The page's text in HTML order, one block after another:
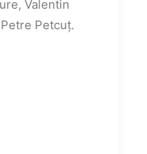
Valentin
Petcuț.